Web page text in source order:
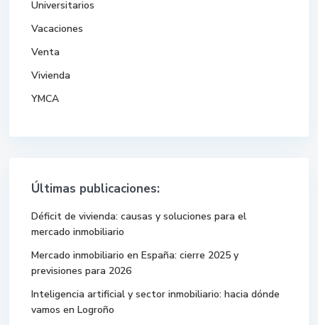
Universitarios
Vacaciones
Venta
Vivienda
YMCA
Últimas publicaciones:
Déficit de vivienda: causas y soluciones para el
mercado inmobiliario
Mercado inmobiliario en España: cierre 2025 y
previsiones para 2026
Inteligencia artificial y sector inmobiliario: hacia dónde
vamos en Logroño